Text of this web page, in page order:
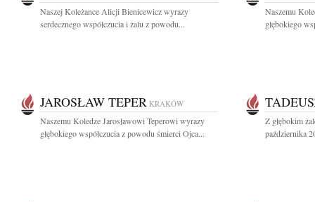
Naszej Koleżance Alicji Bienicewicz wyrazy
serdecznego współczucia i żalu z powodu...
Naszemu
głębokiego
JAROSŁAW TEPER KRAKÓW
Naszemu Koledze Jarosławowi Teperowi wyrazy
głębokiego współczucia z powodu śmierci Ojca...
Z głębokim
października